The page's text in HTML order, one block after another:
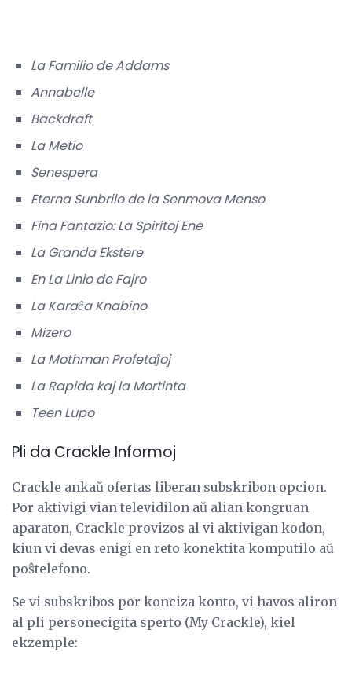
La Familio de Addams
Annabelle
Backdraft
La Metio
Senespera
Eterna Sunbrilo de la Senmova Menso
Fina Fantazio: La Spiritoj Ene
La Granda Ekstere
En La Linio de Fajro
La Karaĉa Knabino
Mizero
La Mothman Profetaĵoj
La Rapida kaj la Mortinta
Teen Lupo
Pli da Crackle Informoj
Crackle ankaŭ ofertas liberan subskribon opcion.
Por aktivigi vian televidilon aŭ alian kongruan
aparaton, Crackle provizos al vi aktivigan kodon,
kiun vi devas enigi en reto konektita komputilo aŭ
poŝtelefono.
Se vi subskribos por konciza konto, vi havos aliron
al pli personecigita sperto (My Crackle), kiel
ekzemple: